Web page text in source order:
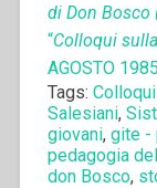
di Don Bosco
“Colloqui
AGOSTO
Tags:
Salesiani,
giovani, gite -
pedagogia
don Bosco,